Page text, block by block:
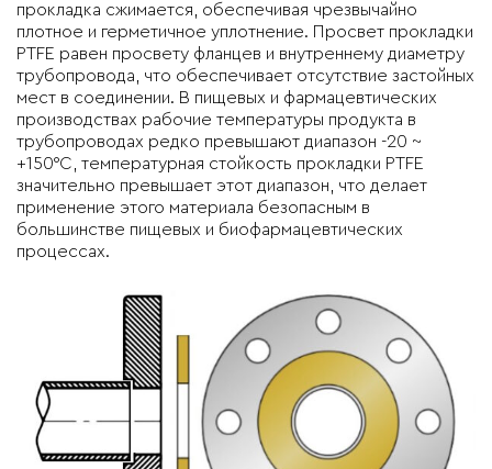
прокладка сжимается, обеспечивая чрезвычайно
плотное и герметичное уплотнение. Просвет прокладки
PTFE равен просвету фланцев и внутреннему диаметру
трубопровода, что обеспечивает отсутствие застойных
мест в соединении. В пищевых и фармацевтических
производствах рабочие температуры продукта в
трубопроводах редко превышают диапазон -20 ~
+150°C, температурная стойкость прокладки PTFE
значительно превышает этот диапазон, что делает
применение этого материала безопасным в
большинстве пищевых и биофармацевтических
процессах.